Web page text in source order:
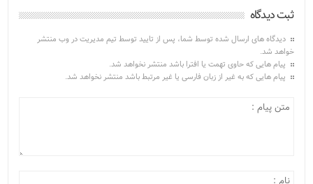
ثبت دیدگاه
دیدگاه های ارسال شده توسط شما، پس از تایید توسط تیم مدیریت در وب منتشر
خواهد شد.
پیام هایی که حاوی تهمت یا افترا باشد منتشر نخواهد شد.
پیام هایی که به غیر از زبان فارسی یا غیر مرتبط باشد منتشر نخواهد شد.